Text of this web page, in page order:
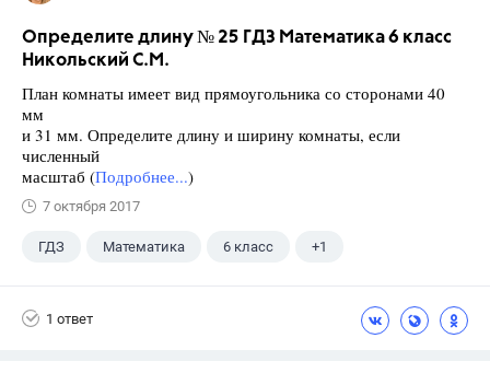
Определите длину № 25 ГДЗ Математика 6 класс
Никольский С.М.
План комнаты имеет вид прямоугольника со сторонами 40
мм
и 31 мм. Определите длину и ширину комнаты, если
численный
масштаб (Подробнее...)
7 октября 2017
ГДЗ Математика 6 класс +1
1 ответ